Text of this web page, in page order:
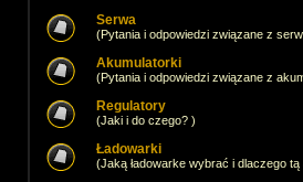
Serwa
(Pytania i odpowiedzi związane z
Akumulatorki
(Pytania i odpowiedzi związane z
Regulatory
(Jaki i do czego? )
Ładowarki
(Jaką ładowarke wybrać i dlaczego tą